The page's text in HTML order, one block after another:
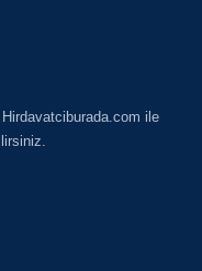
ile